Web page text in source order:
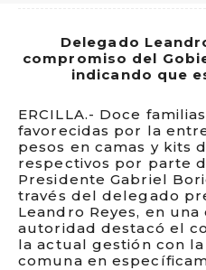
Delegado
compromiso del
indicando que
ERCILLA.- Doce
favorecidas por la
pesos en camas y kits
respectivos por parte
Presidente Gabriel
través del delegado
Leandro Reyes, en
autoridad destacó el
la actual gestión con
comuna en